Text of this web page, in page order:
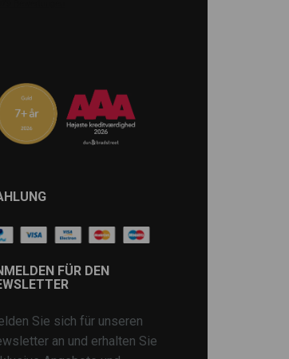
FÜR DEN
Sie sich für unseren
an und erhalten Sie